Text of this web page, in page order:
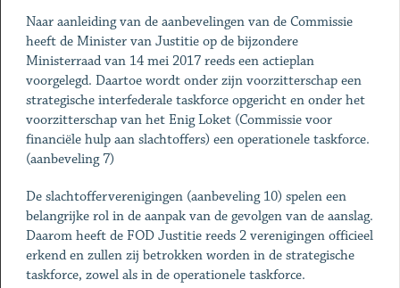
Naar aanleiding van de aanbevelingen van de Commissie
heeft de Minister van Justitie op de bijzondere
Ministerraad van 14 mei 2017 reeds een actieplan
voorgelegd. Daartoe wordt onder zijn voorzitterschap een
strategische interfederale taskforce opgericht en onder het
voorzitterschap van het Enig Loket (Commissie voor
financiële hulp aan slachtoffers) een operationele taskforce.
(aanbeveling 7)
De slachtofferverenigingen (aanbeveling 10) spelen een
belangrijke rol in de aanpak van de gevolgen van de aanslag.
Daarom heeft de FOD Justitie reeds 2 verenigingen officieel
erkend en zullen zij betrokken worden in de strategische
taskforce, zowel als in de operationele taskforce.